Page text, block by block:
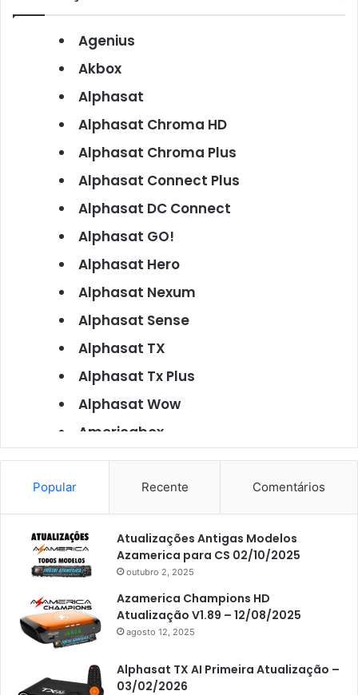
Agenius
Akbox
Alphasat
Alphasat Chroma HD
Alphasat Chroma Plus
Alphasat Connect Plus
Alphasat DC Connect
Alphasat GO!
Alphasat Hero
Alphasat Nexum
Alphasat Sense
Alphasat TX
Alphasat Tx Plus
Alphasat Wow
Americabox
Americabox S101
Americabox S105
Americabox S105 Plus
Americabox S205
Americabox S205 Plus
Americabox S305 Plus
Artcom
Athomics
Popular Recente Comentários
Atualizações Antigas Modelos
Azamerica para CS 02/10/2025
outubro 2, 2025
Azamerica Champions HD
Atualização V1.89 – 12/08/2025
agosto 12, 2025
Alphasat TX AI Primeira Atualização –
03/02/2026